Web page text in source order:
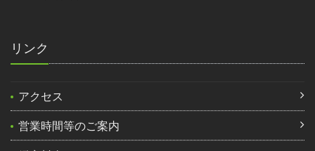
リンク
アクセス
営業時間等のご案内